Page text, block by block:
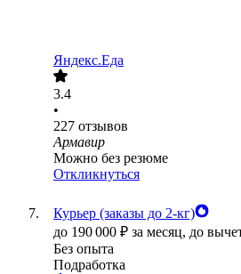
Яндекс.Еда
3.4
•
227 отзывов
Армавир
Можно без резюме
Откликнуться
Курьер (заказы до 2-кг)
до 190 000 ₽ за месяц, до
Без опыта
Подработка